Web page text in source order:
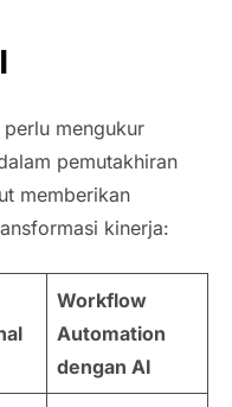
mengukur
pemutakhiran
memberikan
kinerja:
Workflow
Automation
dengan AI